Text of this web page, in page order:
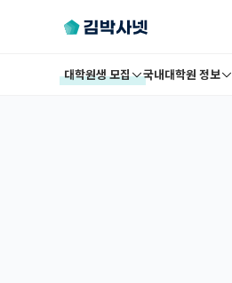
대학원생 모집 국내대학원 정보